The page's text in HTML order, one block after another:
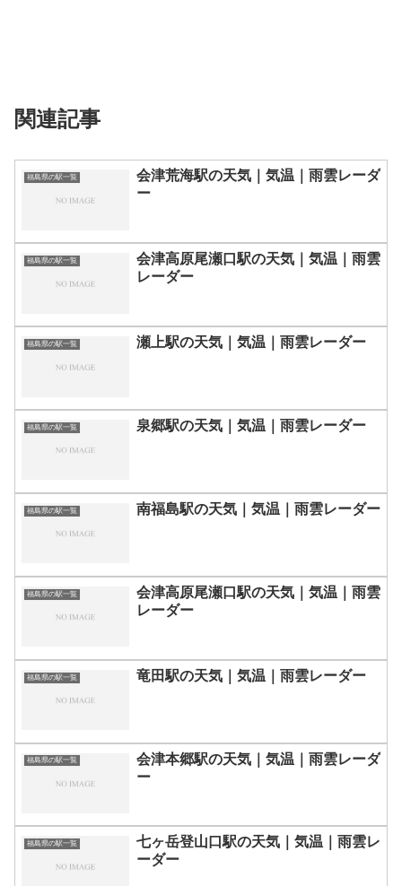
関連記事
福島県の駅一覧
会津荒海駅の天気｜気温｜雨雲レーダ
ー
福島県の駅一覧
会津高原尾瀬口駅の天気｜気温｜雨雲
レーダー
福島県の駅一覧 瀬上駅の天気｜気温｜雨雲レーダー
福島県の駅一覧 泉郷駅の天気｜気温｜雨雲レーダー
福島県の駅一覧 南福島駅の天気｜気温｜雨雲レーダー
福島県の駅一覧
会津高原尾瀬口駅の天気｜気温｜雨雲
レーダー
福島県の駅一覧 竜田駅の天気｜気温｜雨雲レーダー
福島県の駅一覧
会津本郷駅の天気｜気温｜雨雲レーダ
ー
福島県の駅一覧
七ヶ岳登山口駅の天気｜気温｜雨雲レ
ーダー